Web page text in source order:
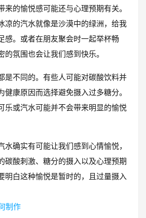
来的愉悦感可能还与心理预期有关。
凉的汽水就像是沙漠中的绿洲，给我
感。或者在朋友聚会时一起举杯畅
的氛围也会让我们感到快乐。
是不同的。有些人可能对碳酸饮料并
健康原因而选择避免摄入过多糖分。
乐或汽水可能并不会带来明显的愉悦
水确实有可能让我们感到心情愉悦，
碳酸刺激、糖分的摄入以及心理预期
明白这种愉悦是暂时的，且过量摄入